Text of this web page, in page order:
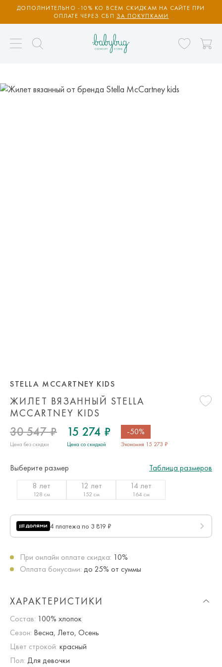
ДОПОЛНИТЕЛЬНО -10% КО ВСЕМ СКИДКАМ НА САЙТЕ ПРИ
ОПЛАТЕ ЧЕРЕЗ СБП ЗА ПОКУПКАМИ
ЖИЛЕТ ВЯЗАННЫЙ STELLA
MCCARTNEY KIDS
STELLA MCCARTNEY KIDS
30 547 ₽
Цена без скидки
15 274 ₽
Цена со скидкой
-50%
Экономия 15 273 ₽
Выберите размер
Таблица размеров
8 лет
128 см
12 лет
152 см
14 лет
164 см
4 платежа по 3 819 ₽
При онлайн оплате скидка: 10%
Оплата бонусами: до 25% от суммы
ХАРАКТЕРИСТИКИ
Состав: 100% хлопок
Сезон: Весна, Лето, Осень
Цвет строкой: красный
Пол: Для девочки